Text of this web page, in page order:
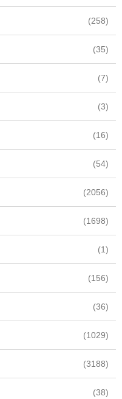
(258)
(35)
(7)
(3)
(16)
(54)
(2056)
(1698)
(1)
(156)
(36)
(1029)
(3188)
(38)